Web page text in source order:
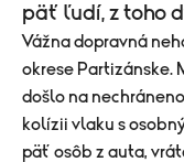
päť ľudí, z toho
Vážna dopravná
okrese Partizánske.
došlo na
kolízii vlaku s
päť osôb z auta,